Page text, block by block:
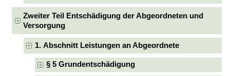
Zweiter Teil Entschädigung der Abgeordneten und
Versorgung
1. Abschnitt Leistungen an Abgeordnete
§ 5 Grundentschädigung